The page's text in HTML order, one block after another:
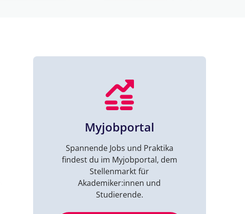
Myjobportal
Spannende Jobs und Praktika
findest du im Myjobportal, dem
Stellenmarkt für
Akademiker:innen und
Studierende.